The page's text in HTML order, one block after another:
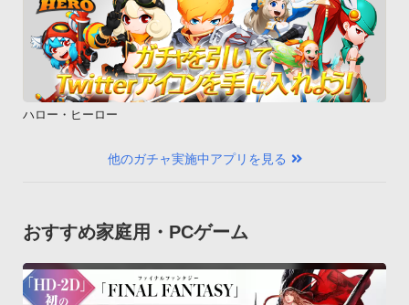
ハロー・ヒーロー
他のガチャ実施中アプリを見る
おすすめ家庭用・PCゲーム